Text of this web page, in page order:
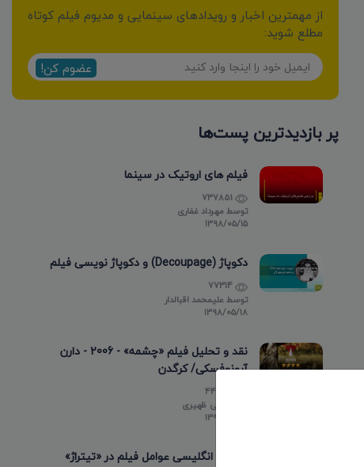
از مهمترین اخبار و رویدادهای سینمایی و مدیوم فیلم کوتاه
مطلع شوید:
عضوم کن!
پر بازدیدترین پست‌ها
فیلم های اروتیک در سینما
توسط مهرداد غفاری
۱۳۹۸/۰۵/۱۵
دکوپاژ (Decoupage) و دکوپاژ نویسی فیلم
توسطعلیمحمد اقبالدار
۱۳۹۸/۰۵/۱۸
نقد و تحلیل فیلم «چشمه» - 2006 - دارن
آرونوفسکی/ کرگدن
علی ظهیری
۱۳۹۸/۱۲/۲۲
عناوین انگلیسی عوامل فیلم در «تیتراژ»